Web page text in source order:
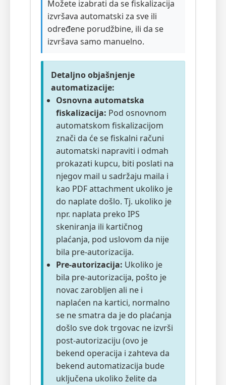
Možete izabrati da se fiskalizacija
izvršava automatski za sve ili
određene porudžbine, ili da se
izvršava samo manuelno.
Detaljno objašnjenje
automatizacije:
Osnovna automatska
fiskalizacija: Pod osnovnom
automatskom fiskalizacijom
znači da će se fiskalni računi
automatski napraviti i odmah
prokazati kupcu, biti poslati na
njegov mail u sadržaju maila i
kao PDF attachment ukoliko je
do naplate došlo. Tj. ukoliko je
npr. naplata preko IPS
skeniranja ili kartičnog
plaćanja, pod uslovom da nije
bila pre-autorizacija.
Pre-autorizacija: Ukoliko je
bila pre-autorizacija, pošto je
novac zarobljen ali ne i
naplaćen na kartici, normalno
se ne smatra da je do plaćanja
došlo sve dok trgovac ne izvrši
post-autorizaciju (ovo je
bekend operacija i zahteva da
bekend automatizacija bude
uključena ukoliko želite da